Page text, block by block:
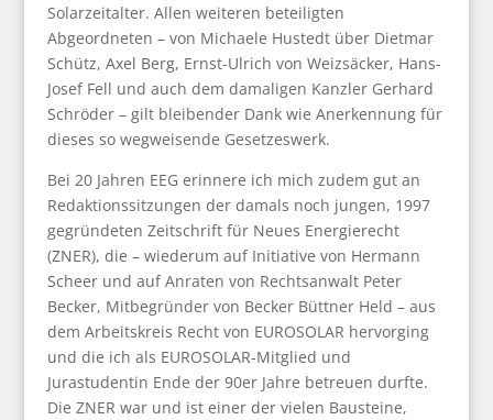
Solarzeitalter. Allen weiteren beteiligten
Abgeordneten – von Michaele Hustedt über Dietmar
Schütz, Axel Berg, Ernst-Ulrich von Weizsäcker, Hans-
Josef Fell und auch dem damaligen Kanzler Gerhard
Schröder – gilt bleibender Dank wie Anerkennung für
dieses so wegweisende Gesetzeswerk.
Bei 20 Jahren EEG erinnere ich mich zudem gut an
Redaktionssitzungen der damals noch jungen, 1997
gegründeten Zeitschrift für Neues Energierecht
(ZNER), die – wiederum auf Initiative von Hermann
Scheer und auf Anraten von Rechtsanwalt Peter
Becker, Mitbegründer von Becker Büttner Held – aus
dem Arbeitskreis Recht von EUROSOLAR hervorging
und die ich als EUROSOLAR-Mitglied und
Jurastudentin Ende der 90er Jahre betreuen durfte.
Die ZNER war und ist einer der vielen Bausteine,